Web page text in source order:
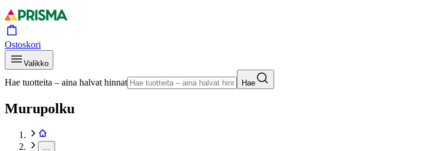
Ostoskori
Valikko
Hae tuotteita – aina halvat hinnat Hae
Murupolku